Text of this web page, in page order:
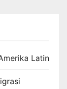
Latin